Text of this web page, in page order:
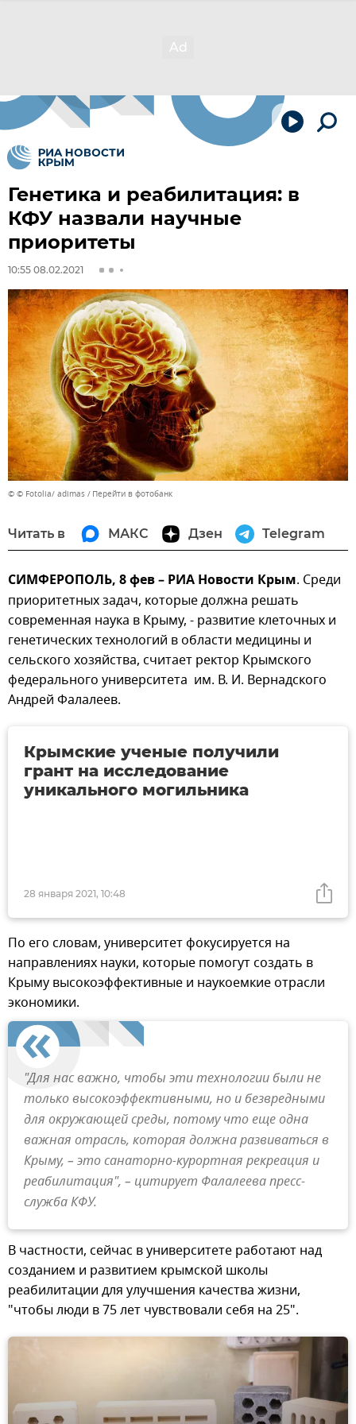
Генетика и реабилитация: в
КФУ назвали научные
приоритеты
10:55 08.02.2021
© © Fotolia/ adimas Перейти в фотобанк
Читать в МАКС Дзен Telegram
СИМФЕРОПОЛЬ, 8 фев – РИА Новости Крым. Среди
приоритетных задач, которые должна решать
современная наука в Крыму, - развитие клеточных и
генетических технологий в области медицины и
сельского хозяйства, считает ректор Крымского
федерального университета им. В. И. Вернадского
Андрей Фалалеев.
28 января 2021, 10:48
Крымские ученые получили
грант на исследование
уникального могильника
По его словам, университет фокусируется на
направлениях науки, которые помогут создать в
Крыму высокоэффективные и наукоемкие отрасли
экономики.
"Для нас важно, чтобы эти технологии были не
только высокоэффективными, но и безвредными
для окружающей среды, потому что еще одна
важная отрасль, которая должна развиваться в
Крыму, – это санаторно-курортная рекреация и
реабилитация", – цитирует Фалалеева пресс-
служба КФУ.
В частности, сейчас в университете работают над
созданием и развитием крымской школы
реабилитации для улучшения качества жизни,
"чтобы люди в 75 лет чувствовали себя на 25".